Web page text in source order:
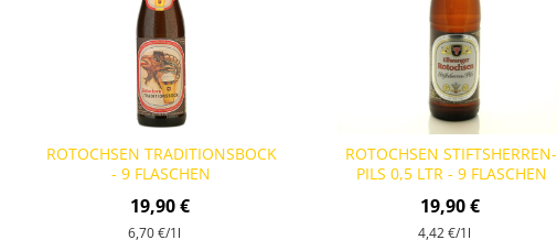
ROTOCHSEN TRADITIONSBOCK
- 9 FLASCHEN
19,90 €
6,70 €/1l
ROTOCHSEN STIFTSHERREN-
PILS 0,5 LTR - 9 FLASCHEN
19,90 €
4,42 €/1l